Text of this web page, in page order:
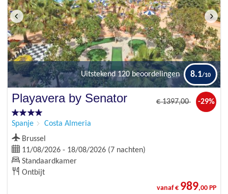
Uitstekend 120 beoordelingen 8.1
Playavera by Senator
Spanje Costa Almeria
€1397,00 -29%
Brussel
11/08/2026 - 18/08/2026 (7 nachten)
Standaardkamer
Ontbijt
vanaf € 989,00 PP